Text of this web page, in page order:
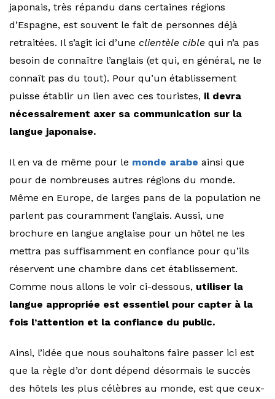
japonais, très répandu dans certaines régions
d’Espagne, est souvent le fait de personnes déjà
retraitées. Il s’agit ici d’une clientèle cible qui n’a pas
besoin de connaître l’anglais (et qui, en général, ne le
connaît pas du tout). Pour qu’un établissement
puisse établir un lien avec ces touristes, il devra
nécessairement axer sa communication sur la
langue japonaise.
Il en va de même pour le monde arabe ainsi que
pour de nombreuses autres régions du monde.
Même en Europe, de larges pans de la population ne
parlent pas couramment l’anglais. Aussi, une
brochure en langue anglaise pour un hôtel ne les
mettra pas suffisamment en confiance pour qu’ils
réservent une chambre dans cet établissement.
Comme nous allons le voir ci-dessous, utiliser la
langue appropriée est essentiel pour capter à la
fois l’attention et la confiance du public.
Ainsi, l’idée que nous souhaitons faire passer ici est
que la règle d’or dont dépend désormais le succès
des hôtels les plus célèbres au monde, est que ceux-